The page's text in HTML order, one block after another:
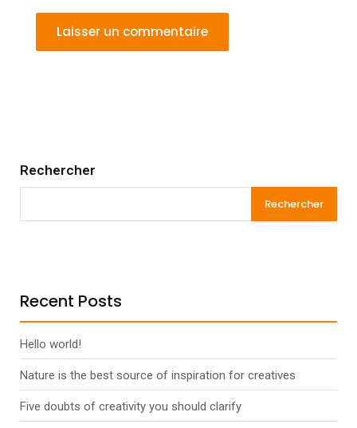
Rechercher
Rechercher
Recent Posts
Hello world!
Nature is the best source of inspiration for creatives
Five doubts of creativity you should clarify